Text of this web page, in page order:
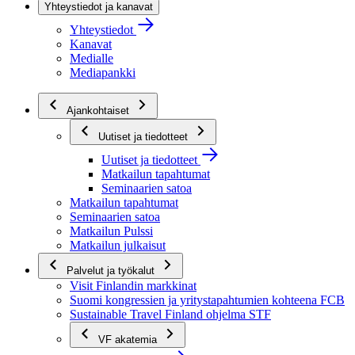
Yhteystiedot ja kanavat
Yhteystiedot
Kanavat
Medialle
Mediapankki
Ajankohtaiset
Uutiset ja tiedotteet
Uutiset ja tiedotteet
Matkailun tapahtumat
Seminaarien satoa
Matkailun tapahtumat
Seminaarien satoa
Matkailun Pulssi
Matkailun julkaisut
Palvelut ja työkalut
Visit Finlandin markkinat
Suomi kongressien ja yritystapahtumien kohteena FCB
Sustainable Travel Finland ohjelma STF
VF akatemia